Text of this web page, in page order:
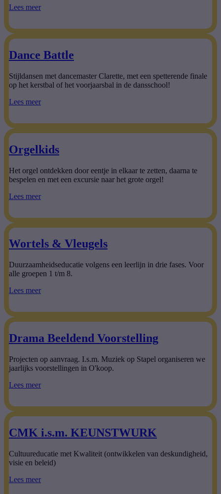
Lees meer
Dance Battle
Stijldansen met dancemaster Clarette, met een spetterende finale
op het kerstbal of het voorjaarsbal in de dansschool!
Lees meer
Orgelkids
Het orgel ontdekken door eentje in elkaar te zetten, daarna te
bespelen en met een excursie naar het grote orgel!
Lees meer
Wortels & Vleugels
Duurzaamheidseducatie volgens een leerlijn in drie fases. Voor
alle groepen 1 t/m 8.
Lees meer
Drama Beeldend Voorstelling
Projecten op aanvraag. I.s.m. Muziek op Stapel organiseren we
jaarlijks voorstellingen in O'koop.
Lees meer
CMK i.s.m. KEUNSTWURK
Cultuureducatie met Kwaliteit (ontwikkelen van deskundigheid,
visie en beleid)
Lees meer